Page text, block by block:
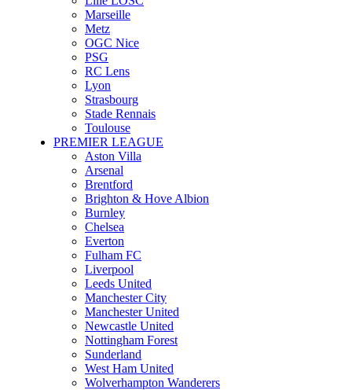
Marseille
Metz
OGC Nice
PSG
RC Lens
Lyon
Strasbourg
Stade Rennais
Toulouse
PREMIER LEAGUE
Aston Villa
Arsenal
Brentford
Brighton & Hove Albion
Burnley
Chelsea
Everton
Fulham FC
Liverpool
Leeds United
Manchester City
Manchester United
Newcastle United
Nottingham Forest
Sunderland
West Ham United
Wolverhampton Wanderers